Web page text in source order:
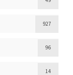
927
96
14